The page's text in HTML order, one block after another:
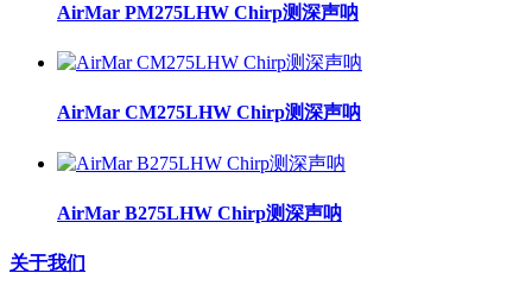
AirMar PM275LHW Chirp测深声呐
AirMar CM275LHW Chirp测深声呐
AirMar B275LHW Chirp测深声呐
关于我们